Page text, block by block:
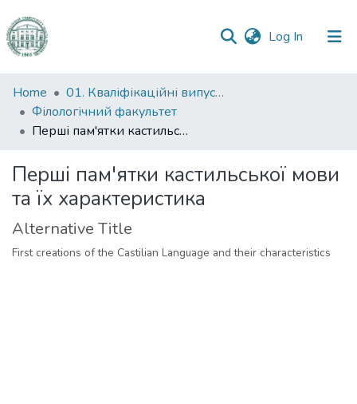
Log In (current)
Communities
&
Collections
Statistics
Home
01. Кваліфікаційні випускні роботи здобувачів вищої освіти
Філологічний факультет
Перші пам'ятки кастильської мови та їх характеристика
Перші пам'ятки кастильської мови
та їх характеристика
Alternative Title
First creations of the Castilian Language and their characteristics